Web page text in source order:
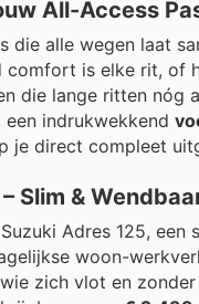
All-Access
die alle wegen laat
comfort is elke rit, of
die lange ritten nóg
een indrukwekkend
je direct compleet
Slim &
Adres 125,
woon-
zich vlot en